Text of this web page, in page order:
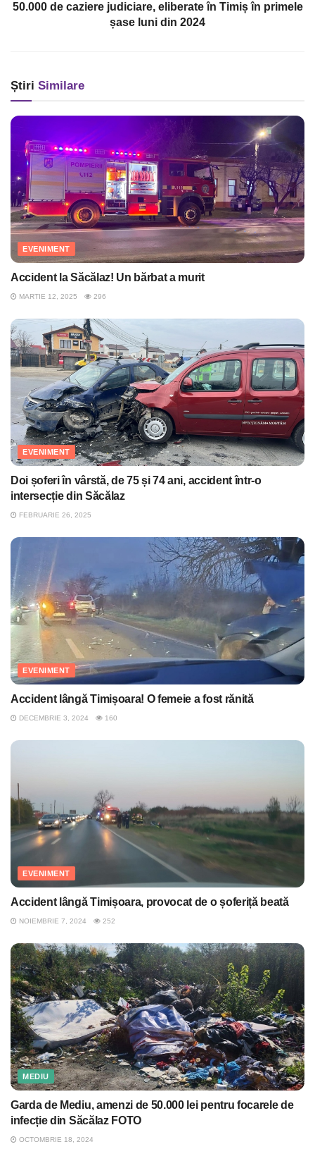
50.000 de caziere judiciare, eliberate în Timiș în primele
șase luni din 2024
Știri Similare
EVENIMENT
Accident la Săcălaz! Un bărbat a murit
MARTIE 12, 2025 296
EVENIMENT
Doi șoferi în vârstă, de 75 și 74 ani, accident într-o
intersecție din Săcălaz
FEBRUARIE 26, 2025
EVENIMENT
Accident lângă Timișoara! O femeie a fost rănită
DECEMBRIE 3, 2024 160
EVENIMENT
Accident lângă Timișoara, provocat de o șoferiță beată
NOIEMBRIE 7, 2024 252
MEDIU
Garda de Mediu, amenzi de 50.000 lei pentru focarele de
infecție din Săcălaz FOTO
OCTOMBRIE 18, 2024